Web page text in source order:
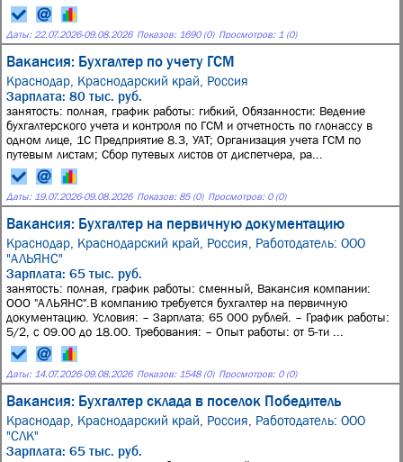
Даты: 22.07.2026-09.08.2026 Показов: 1690 (0) Просмотров: 1 (0)
Вакансия: Бухгалтер по учету ГСМ
Краснодар, Краснодарский край, Россия
Зарплата: 80 тыс. руб.
занятость: полная, график работы: гибкий, Обязанности: Ведение
бухгалтерского учета и контроля по ГСМ и отчетность по глонассу в
одном лице, 1С Предприятие 8.3, УАТ; Организация учета ГСМ по
путевым листам; Сбор путевых листов от диспетчера, ра...
Даты: 19.07.2026-09.08.2026 Показов: 85 (0) Просмотров: 0 (0)
Вакансия: Бухгалтер на первичную документацию
Краснодар, Краснодарский край, Россия, Работодатель: ООО
"АЛЬЯНС"
Зарплата: 65 тыс. руб.
занятость: полная, график работы: сменный, Вакансия компании:
ООО "АЛЬЯНС".В компанию требуется бухгалтер на первичную
документацию. Условия: – Зарплата: 65 000 рублей. – График работы:
5/2, с 09.00 до 18.00. Требования: – Опыт работы: от 5-ти ...
Даты: 14.07.2026-09.08.2026 Показов: 1548 (0) Просмотров: 0 (0)
Вакансия: Бухгалтер склада в поселок Победитель
Краснодар, Краснодарский край, Россия, Работодатель: ООО
"СЛК"
Зарплата: 65 тыс. руб.